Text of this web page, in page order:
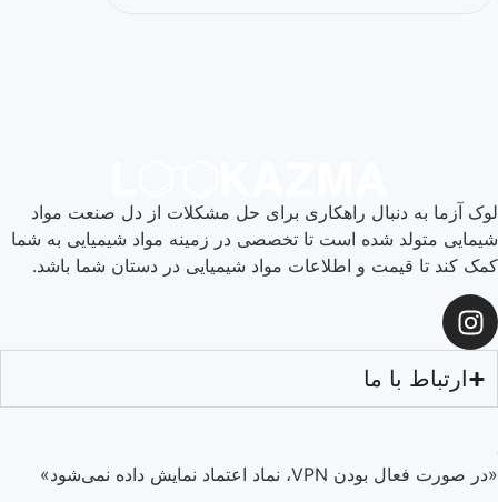
لوک آزما به دنبال راهکاری برای حل مشکلات از دل صنعت مواد
شیمایی متولد شده است تا تخصصی در زمینه مواد شیمیایی به شما
کمک کند تا قیمت و اطلاعات مواد شیمیایی در دستان شما باشد.
ارتباط با ما
«در صورت فعال بودن VPN، نماد اعتماد نمایش داده نمی‌شود»